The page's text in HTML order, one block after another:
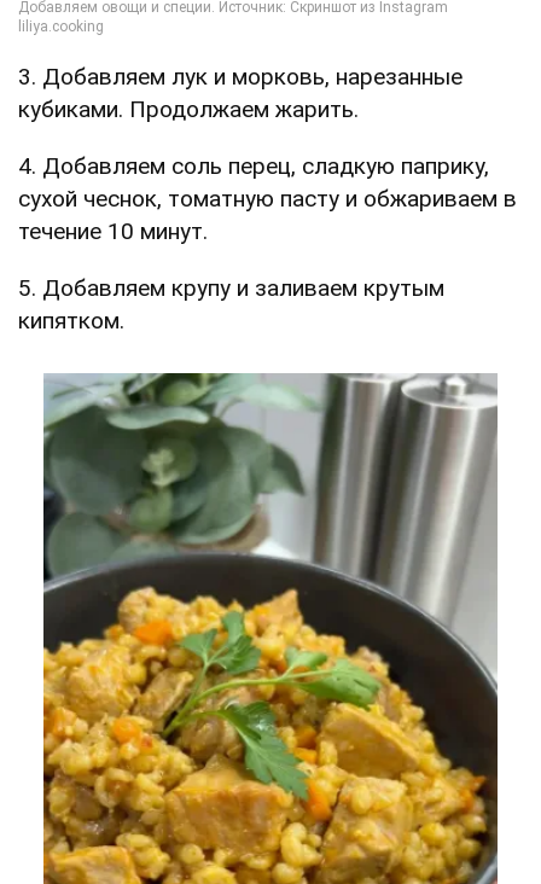
3. Добавляем лук и морковь, нарезанные
кубиками. Продолжаем жарить.
4. Добавляем соль перец, сладкую паприку,
сухой чеснок, томатную пасту и обжариваем в
течение 10 минут.
5. Добавляем крупу и заливаем крутым
кипятком.